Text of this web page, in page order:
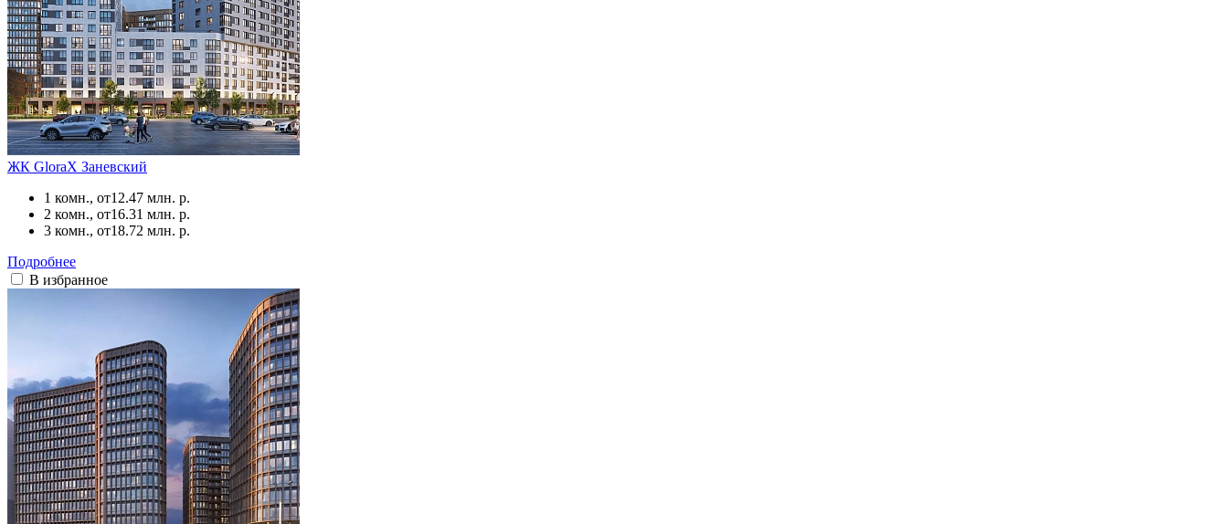
ЖК GloraX Заневский
1 комн., от12.47 млн. р.
2 комн., от16.31 млн. р.
3 комн., от18.72 млн. р.
Подробнее
В избранное